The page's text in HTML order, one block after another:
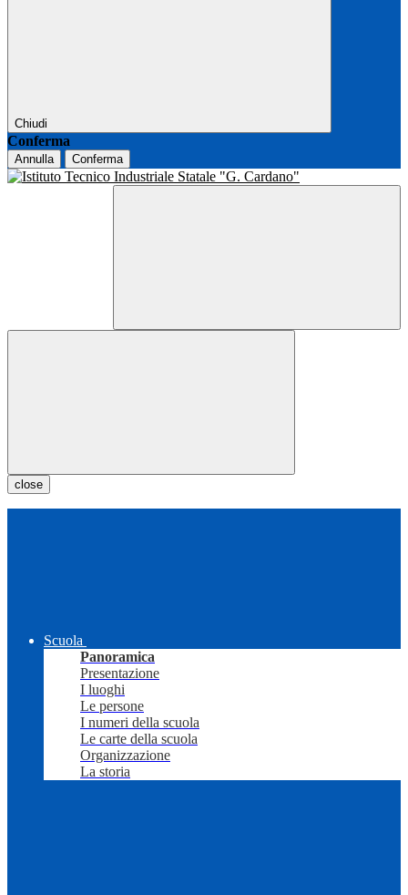
Chiudi
Conferma
Annulla Conferma
close
Scuola
Panoramica
Presentazione
I luoghi
Le persone
I numeri della scuola
Le carte della scuola
Organizzazione
La storia